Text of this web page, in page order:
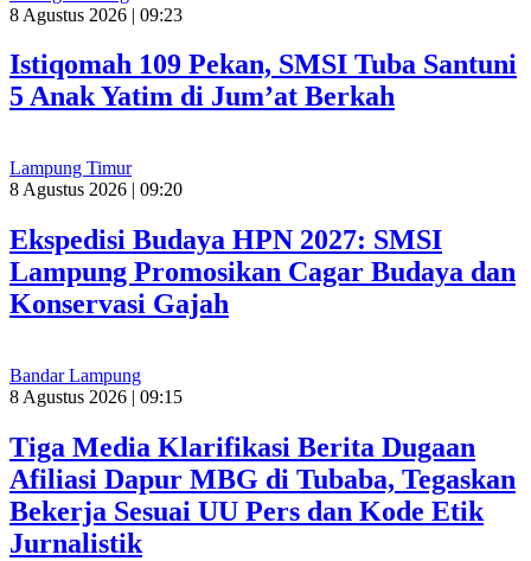
8 Agustus 2026 | 09:23
Istiqomah 109 Pekan, SMSI Tuba Santuni
5 Anak Yatim di Jum’at Berkah
Lampung Timur
8 Agustus 2026 | 09:20
Ekspedisi Budaya HPN 2027: SMSI
Lampung Promosikan Cagar Budaya dan
Konservasi Gajah
Bandar Lampung
8 Agustus 2026 | 09:15
Tiga Media Klarifikasi Berita Dugaan
Afiliasi Dapur MBG di Tubaba, Tegaskan
Bekerja Sesuai UU Pers dan Kode Etik
Jurnalistik